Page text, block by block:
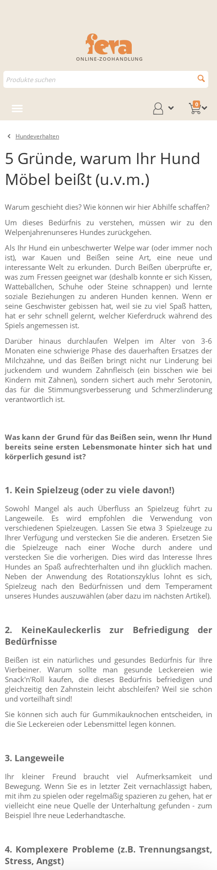
ONLINE-ZOOHANDLUNG
0
Hundeverhalten
5 Gründe, warum Ihr Hund
Möbel beißt (u.v.m.)
Warum geschieht dies? Wie können wir hier Abhilfe schaffen?
Um dieses Bedürfnis zu verstehen, müssen wir zu den
Welpenjahrenunseres Hundes zurückgehen.
Als Ihr Hund ein unbeschwerter Welpe war (oder immer noch
ist), war Kauen und Beißen seine Art, eine neue und
interessante Welt zu erkunden. Durch Beißen überprüfte er,
was zum Fressen geeignet war (deshalb konnte er sich Kissen,
Wattebällchen, Schuhe oder Steine schnappen) und lernte
soziale Beziehungen zu anderen Hunden kennen. Wenn er
seine Geschwister gebissen hat, weil sie zu viel Spaß hatten,
hat er sehr schnell gelernt, welcher Kieferdruck während des
Spiels angemessen ist.
Darüber hinaus durchlaufen Welpen im Alter von 3-6
Monaten eine schwierige Phase des dauerhaften Ersatzes der
Milchzähne, und das Beißen bringt nicht nur Linderung bei
juckendem und wundem Zahnfleisch (ein bisschen wie bei
Kindern mit Zähnen), sondern sichert auch mehr Serotonin,
das für die Stimmungsverbesserung und Schmerzlinderung
verantwortlich ist.
Was kann der Grund für das Beißen sein, wenn Ihr Hund
bereits seine ersten Lebensmonate hinter sich hat und
körperlich gesund ist?
1. Kein Spielzeug (oder zu viele davon!)
Sowohl Mangel als auch Überfluss an Spielzeug führt zu
Langeweile. Es wird empfohlen die Verwendung von
verschiedenen Spielzeugen. Lassen Sie etwa 3 Spielzeuge zu
Ihrer Verfügung und verstecken Sie die anderen. Ersetzen Sie
die Spielzeuge nach einer Woche durch andere und
verstecken Sie die vorherigen. Dies wird das Interesse Ihres
Hundes an Spaß aufrechterhalten und ihn glücklich machen.
Neben der Anwendung des Rotationszyklus lohnt es sich,
Spielzeug nach den Bedürfnissen und dem Temperament
unseres Hundes auszuwählen (aber dazu im nächsten Artikel).
2. KeineKauleckerlis zur Befriedigung der
Bedürfnisse
Beißen ist ein natürliches und gesundes Bedürfnis für Ihre
Vierbeiner. Warum sollte man gesunde Leckereien wie
Snack'n'Roll kaufen, die dieses Bedürfnis befriedigen und
gleichzeitig den Zahnstein leicht abschleifen? Weil sie schön
und vorteilhaft sind!
Sie können sich auch für Gummikauknochen entscheiden, in
die Sie Leckereien oder Lebensmittel legen können.
3. Langeweile
Ihr kleiner Freund braucht viel Aufmerksamkeit und
Bewegung. Wenn Sie es in letzter Zeit vernachlässigt haben,
mit ihm zu spielen oder regelmäßig spazieren zu gehen, hat er
vielleicht eine neue Quelle der Unterhaltung gefunden - zum
Beispiel Ihre neue Lederhandtasche.
4. Komplexere Probleme (z.B. Trennungsangst,
Stress, Angst)